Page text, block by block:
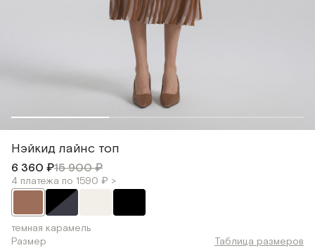
Нэйкид лайнс топ
6 360 ₽15 900 ₽
4 платежа по 1590 ₽ >
темная карамель
Размер
Таблица размеров